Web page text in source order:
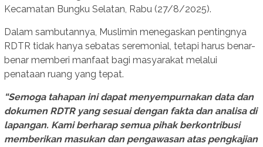
Kecamatan Bungku Selatan, Rabu (27/8/2025).
Dalam sambutannya, Muslimin menegaskan pentingnya
RDTR tidak hanya sebatas seremonial, tetapi harus benar-
benar memberi manfaat bagi masyarakat melalui
penataan ruang yang tepat.
“Semoga tahapan ini dapat menyempurnakan data dan
dokumen RDTR yang sesuai dengan fakta dan analisa di
lapangan. Kami berharap semua pihak berkontribusi
memberikan masukan dan pengawasan atas pengkajian